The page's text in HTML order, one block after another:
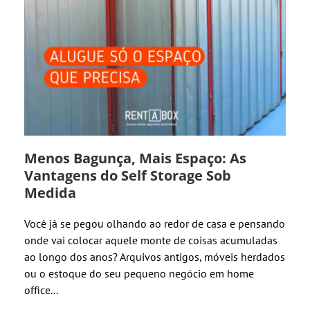
Menos Bagunça, Mais Espaço: As
Vantagens do Self Storage Sob
Medida
Você já se pegou olhando ao redor de casa e pensando
onde vai colocar aquele monte de coisas acumuladas
ao longo dos anos? Arquivos antigos, móveis herdados
ou o estoque do seu pequeno negócio em home
office...